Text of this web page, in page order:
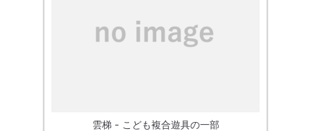
雲梯 - こども複合遊具の一部